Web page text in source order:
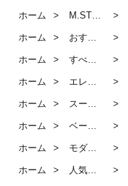
ホーム M.STYLE／ボール
ホーム おすすめは、梨花(RINKA)
ホーム すべての商品
ホーム エレガント
ホーム スープ・パスタプレート 19cm～24cm｜Medium
ホーム ベージュ・イエローのうつわ
ホーム モダンカジュアル
ホーム 人気アイテム